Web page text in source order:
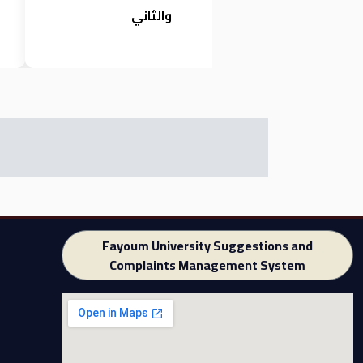
والثاني
Fayoum University Suggestions and
Complaints Management System